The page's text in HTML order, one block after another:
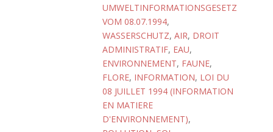
UMWELTINFORMATIONSGESETZ
VOM 08.07.1994,
WASSERSCHUTZ, AIR, DROIT
ADMINISTRATIF, EAU,
ENVIRONNEMENT, FAUNE,
FLORE, INFORMATION, LOI DU
08 JUILLET 1994 (INFORMATION
EN MATIERE
D'ENVIRONNEMENT),